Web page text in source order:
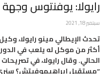
رايولا: يوفنتوس
سبتمبر 18, 2021
تحدث الإيطالي مينو رايولا،
أكثر من موكل له يلعب في
الحالي. وقال رايولا، في
“مستقبل إبراهيموفيتش؟